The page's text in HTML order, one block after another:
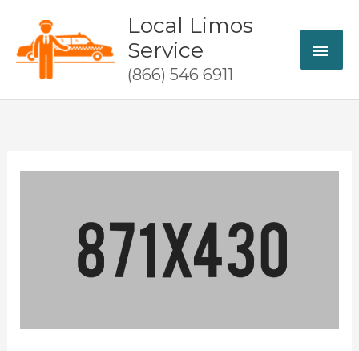
content
Local Limos
Service
(866) 546 6911